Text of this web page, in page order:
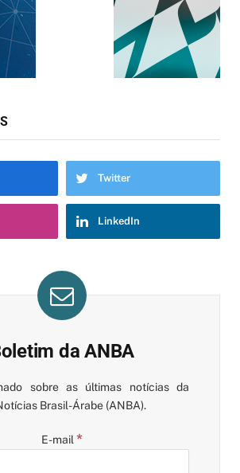
Twitter
LinkedIn
da ANBA
sobre as últimas notícias da
Brasil-Árabe (ANBA).
E-mail *